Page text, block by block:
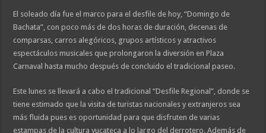
El soleado día fue el marco para el desfile de hoy, “Domingo de
Bachata”, con poco más de dos horas de duración, decenas de
comparsas, carros alegóricos, grupos artísticos y atractivos
espectáculos musicales que prolongaron la diversión en Plaza
Carnaval hasta mucho después de concluido el tradicional paseo.
Este lunes se llevará a cabo el tradicional “Desfile Regional”, donde se
tiene estimado que la visita de turistas nacionales y extranjeros sea
más fluida pues es oportunidad para que disfruten de varias
estampas de la cultura yucateca a lo largo del derrotero. Además de